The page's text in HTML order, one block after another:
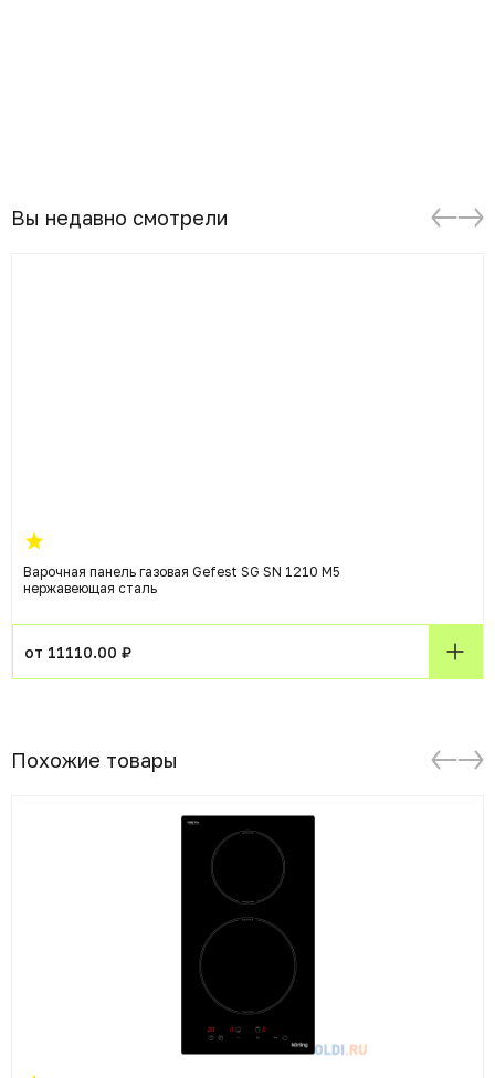
Вы недавно смотрели
Варочная панель газовая Gefest SG SN 1210 M5
нержавеющая сталь
от 11110.00 ₽
Похожие товары